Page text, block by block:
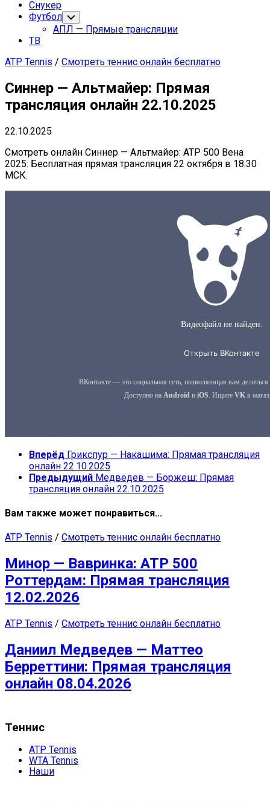
Снукер
Футбол Переключатель
дочернего
меню
АПЛ — Прямые трансляции
ТВ
ATP Tennis / Смотреть теннис онлайн бесплатно
Синнер — Альтмайер: Прямая
трансляция онлайн 22.10.2025
22.10.2025
Смотреть онлайн Синнер — Альтмайер: ATP 500 Вена
2025: Бесплатная прямая трансляция 22 октября в 18:30
МСК.
Вперёд Грикспур — Накашима: Прямая трансляция
онлайн 22.10.2025
Предыдущий Медведев — Боржеш: Прямая
трансляция онлайн 22.10.2025
Вам также может понравиться...
ATP Tennis / Смотреть теннис онлайн бесплатно
Минор — Вавринка: ATP 500
Роттердам: Прямая трансляция
12.02.2026
ATP Tennis / Смотреть теннис онлайн бесплатно
Даниил Медведев — Маттео
Берреттини: Прямая трансляция
онлайн 08.04.2026
Теннис
ATP Tennis
WTA Tennis
Наши